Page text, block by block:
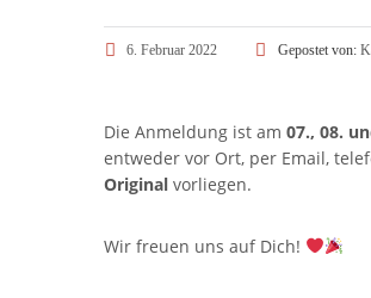
6. Februar 2022 Gepostet von:
Die Anmeldung ist am 07., 08.
entweder vor Ort, per Email,
Original vorliegen.
Wir freuen uns auf Dich!